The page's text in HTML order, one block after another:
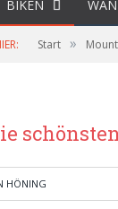
BIKEN
Start »
HÖNING